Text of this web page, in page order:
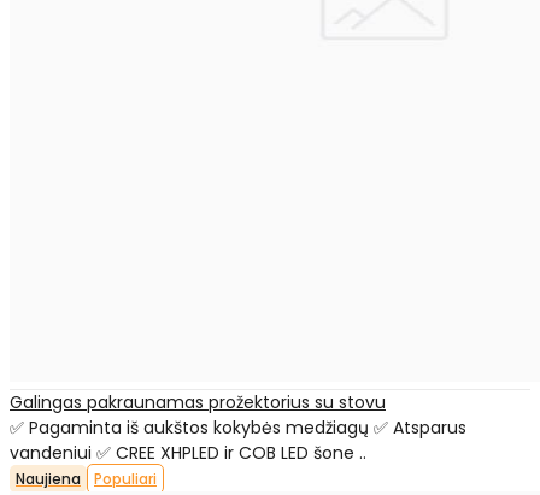
Galingas pakraunamas prožektorius su stovu
✅ Pagaminta iš aukštos kokybės medžiagų ✅ Atsparus
vandeniui ✅ CREE XHPLED ir COB LED šone ..
Naujiena Populiari